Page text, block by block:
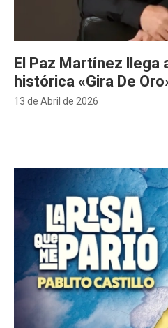
13 de Abril de 2026
El Paz Martínez llega
histórica «Gira De